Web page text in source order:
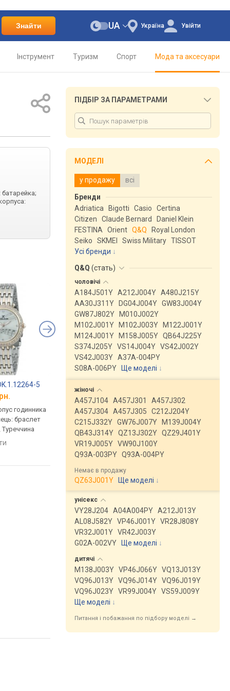
Знайти Україна
UA Увійти
Інструмент Туризм Спорт Мода та аксесуари
5
годинника
браслет
Туреччина
від 1 701 грн.
кварцові, корпус годинника
латунь, ремінець: браслет
сталь, WR 30, Японія
порівняти
від 1 630 грн.
ультратонкі,
корпус годинника
ремінець: браслет
50, Японія
ПІДБІР ЗА ПАРАМЕТРАМИ
МОДЕЛІ
у продажу всі
Бренди
Adriatica
Bigotti Casio
Certina
Citizen
Claude Bernard
Daniel Klein
FESTINA
Orient Q&Q
Royal London
Seiko
SKMEI Swiss Military TISSOT
Усі бренди
Q&Q (стать)
чоловічі
A184J501Y A212J004Y A480J215Y
AA30J311Y
DG04J004Y GW83J004Y
GW87J802Y
M010J002Y
M102J001Y
M102J003Y
M122J001Y
M124J001Y
M158J005Y QB64J225Y
S374J205Y VS14J004Y VS42J002Y
VS42J003Y A37A-004PY
S08A-006PY
Ще моделі ↓
жіночі
A457J104 A457J301
A457J302
A457J304 A457J305
C212J204Y
C215J332Y GW76J007Y
M139J004Y
QB43J314Y QZ13J302Y QZ29J401Y
VR19J005Y VW90J100Y
Q93A-003PY Q93A-004PY
Немає в продажу
QZ63J001Y Ще моделі ↓
унісекс
VY28J204 A04A004PY A212J013Y
AL08J582Y VP46J001Y VR28J808Y
VR32J001Y VR42J003Y
G02A-002VY
Ще моделі ↓
дитячі
M138J003Y VP46J066Y VQ13J013Y
VQ96J013Y VQ96J014Y VQ96J019Y
VQ96J023Y VR99J004Y VS59J009Y
Ще моделі ↓
Питання і побажання по підбору моделі →